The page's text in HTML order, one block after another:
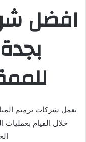
افضل
تعمل شركات ترميم
خلال القيام